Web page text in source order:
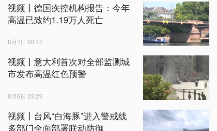
视频丨德国疾控机构报告：今年
高温已致约1.19万人死亡
8月7日 00:42
视频丨意大利首次对全部监测城
市发布高温红色预警
8月6日 23:29
视频丨台风“白海豚”进入警戒线
多部门全面部署联动防御